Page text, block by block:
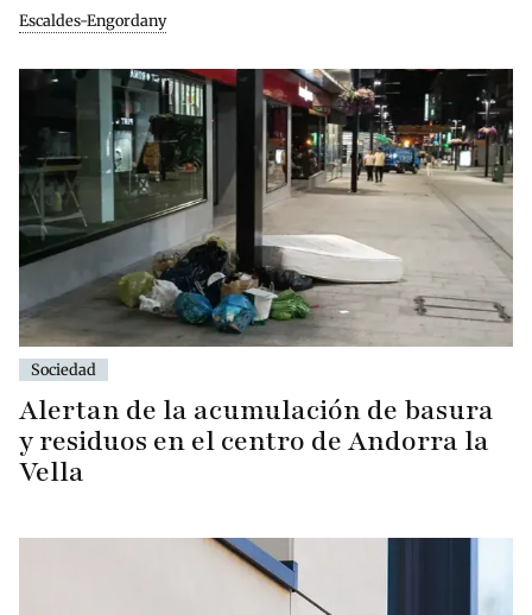
Escaldes-Engordany
Sociedad
Alertan de la acumulación de basura
y residuos en el centro de Andorra la
Vella